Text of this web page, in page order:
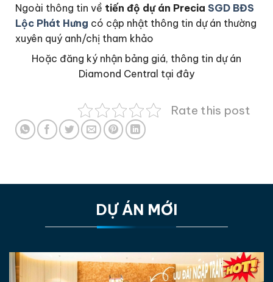
Ngoài thông tin về tiến độ dự án Precia SGD BĐS
Lộc Phát Hưng có cập nhật thông tin dự án thường
xuyên quý anh/chị tham khảo
Hoặc đăng ký nhận bảng giá, thông tin dự án
Diamond Central tại đây
Rate this post
DỰ ÁN MỚI